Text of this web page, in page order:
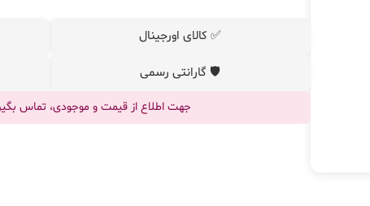
✅ کالای اورجینال
🛡️ گارانتی رسمی
جهت اطلاع از قیمت و موجودی، تماس بگیرید: